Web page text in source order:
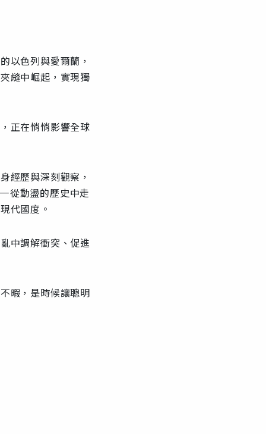
以色列與愛爾蘭，
縫中崛起，實現獨
正在悄悄影響全球
經歷與深刻觀察，
從動盪的歷史中走
代國度。
中調解衝突、促進
暇，是時候讓聰明